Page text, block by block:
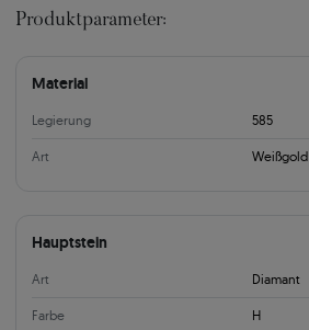
Produktparameter:
Material
Legierung 585
Art Weißgold
Hauptstein
Art Diamant
Farbe H